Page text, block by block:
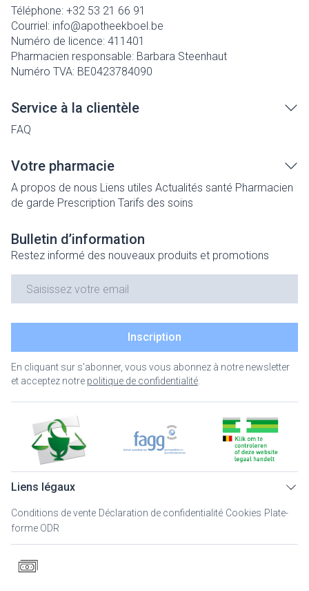
Téléphone: +32 53 21 66 91
Courriel: info@apotheekboel.be
Numéro de licence: 411401
Pharmacien responsable: Barbara Steenhaut
Numéro TVA: BE0423784090
Service à la clientèle
FAQ
Votre pharmacie
A propos de nous Liens utiles Actualités santé Pharmacien
de garde Prescription Tarifs des soins
Bulletin d’information
Restez informé des nouveaux produits et promotions
Inscription
En cliquant sur s'abonner, vous vous abonnez à notre newsletter
et acceptez notre politique de confidentialité
Liens légaux
Conditions de vente Déclaration de confidentialité Cookies Plate-
forme ODR